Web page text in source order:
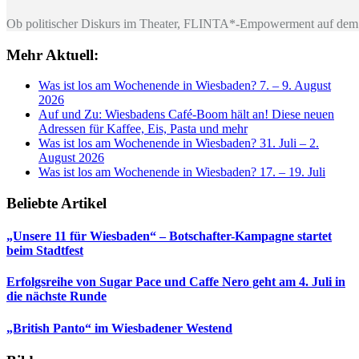
Ob politischer Diskurs im Theater, FLINTA*-Empowerment auf
Mehr Aktuell:
Was ist los am Wochenende in Wiesbaden? 7. – 9. August
2026
Auf und Zu: Wiesbadens Café-Boom hält an! Diese neuen
Adressen für Kaffee, Eis, Pasta und mehr
Was ist los am Wochenende in Wiesbaden? 31. Juli – 2.
August 2026
Was ist los am Wochenende in Wiesbaden? 17. – 19. Juli
Beliebte Artikel
„Unsere 11 für Wiesbaden“ – Botschafter-Kampagne startet
beim Stadtfest
Erfolgsreihe von Sugar Pace und Caffe Nero geht am 4. Juli in
die nächste Runde
„British Panto“ im Wiesbadener Westend